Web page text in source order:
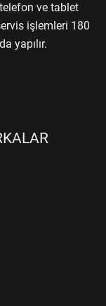
ve tablet
işlemleri 180
yapılır.